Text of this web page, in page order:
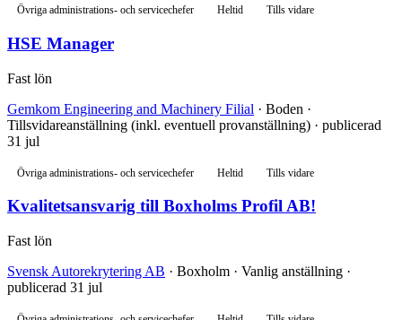
Övriga administrations- och servicechefer Heltid Tills vidare
HSE Manager
Fast lön
Gemkom Engineering and Machinery Filial · Boden ·
Tillsvidareanställning (inkl. eventuell provanställning) · publicerad
31 jul
Övriga administrations- och servicechefer Heltid Tills vidare
Kvalitetsansvarig till Boxholms Profil AB!
Fast lön
Svensk Autorekrytering AB · Boxholm · Vanlig anställning ·
publicerad 31 jul